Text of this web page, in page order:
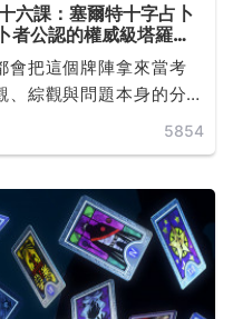
六課：塞爾特十字占卜
者公認的權威級塔羅師
會把這個牌陣拿來當考
、綜觀與問題本身的分
也造成它的經典地位...5854